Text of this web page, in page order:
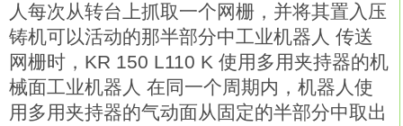
人每次从转台上抓取一个网栅，并将其置入压
铸机可以活动的那半部分中工业机器人 传送
网栅时，KR 150 L110 K 使用多用夹持器的机
械面工业机器人 在同一个周期内，机器人使
用多用夹持器的气动面从固定的半部分中取出